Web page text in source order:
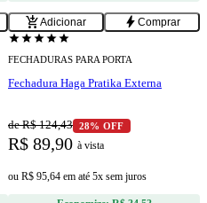
add_shopping_cartAdicionar bolt Comprar
starstarstarstarstar
FECHADURAS PARA PORTA
Fechadura Haga Pratika Externa
de R$ 124,43 28% OFF
R$ 89,90 à vista
ou R$ 95,64 em até 5x sem juros